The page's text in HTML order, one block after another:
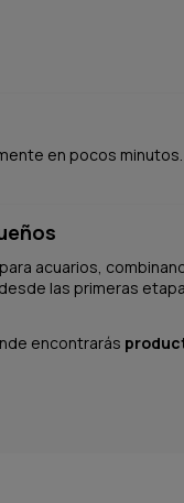
en pocos minutos.
acuarios,
las primeras
encontrarás